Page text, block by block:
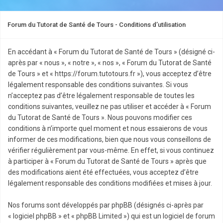
Forum du Tutorat de Santé de Tours - Conditions d’utilisation
En accédant à « Forum du Tutorat de Santé de Tours » (désigné ci-
après par « nous », « notre », « nos », « Forum du Tutorat de Santé
de Tours » et « https://forum.tutotours.fr »), vous acceptez d’être
légalement responsable des conditions suivantes. Si vous
n’acceptez pas d’être légalement responsable de toutes les
conditions suivantes, veuillez ne pas utiliser et accéder à « Forum
du Tutorat de Santé de Tours ». Nous pouvons modifier ces
conditions à n’importe quel moment et nous essaierons de vous
informer de ces modifications, bien que nous vous conseillons de
vérifier régulièrement par vous-même. En effet, si vous continuez
à participer à « Forum du Tutorat de Santé de Tours » après que
des modifications aient été effectuées, vous acceptez d’être
légalement responsable des conditions modifiées et mises à jour.
Nos forums sont développés par phpBB (désignés ci-après par
« logiciel phpBB » et « phpBB Limited ») qui est un logiciel de forum